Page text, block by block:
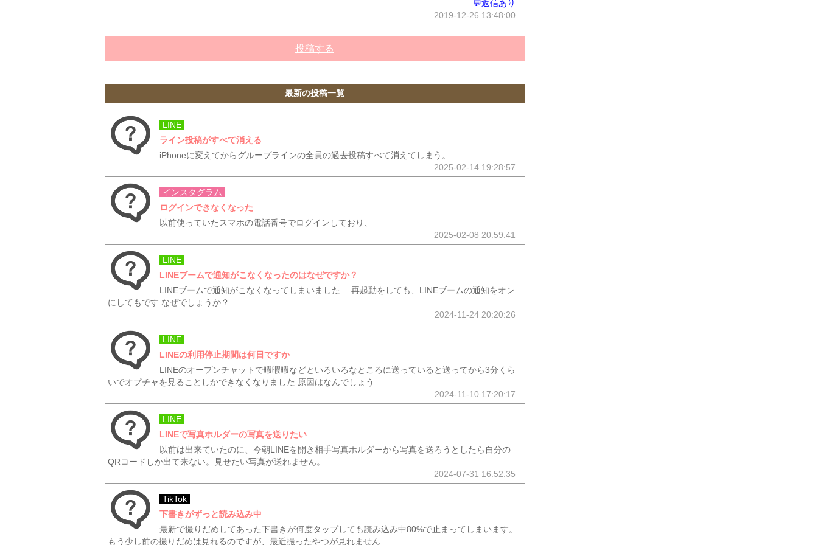
💬返信あり
2019-12-26 13:48:00
投稿する
最新の投稿一覧
LINE
ライン投稿がすべて消える
iPhoneに変えてからグループラインの全員の過去投稿すべて消えてしまう。
2025-02-14 19:28:57
インスタグラム
ログインできなくなった
以前使っていたスマホの電話番号でログインしており、
2025-02-08 20:59:41
LINE
LINEブームで通知がこなくなったのはなぜですか？
LINEブームで通知がこなくなってしまいました… 再起動をしても、LINEブームの通知をオン
にしてもです なぜでしょうか？
2024-11-24 20:20:26
LINE
LINEの利用停止期間は何日ですか
LINEのオープンチャットで暇暇暇などといろいろなところに送っていると送ってから3分くら
いでオプチャを見ることしかできなくなりました 原因はなんでしょう
2024-11-10 17:20:17
LINE
LINEで写真ホルダーの写真を送りたい
以前は出来ていたのに、今朝LINEを開き相手写真ホルダーから写真を送ろうとしたら自分の
QRコードしか出て来ない。見せたい写真が送れません。
2024-07-31 16:52:35
TikTok
下書きがずっと読み込み中
最新で撮りだめしてあった下書きが何度タップしても読み込み中80%で止まってしまいます。
もう少し前の撮りだめは見れるのですが、最近撮ったやつが見れません